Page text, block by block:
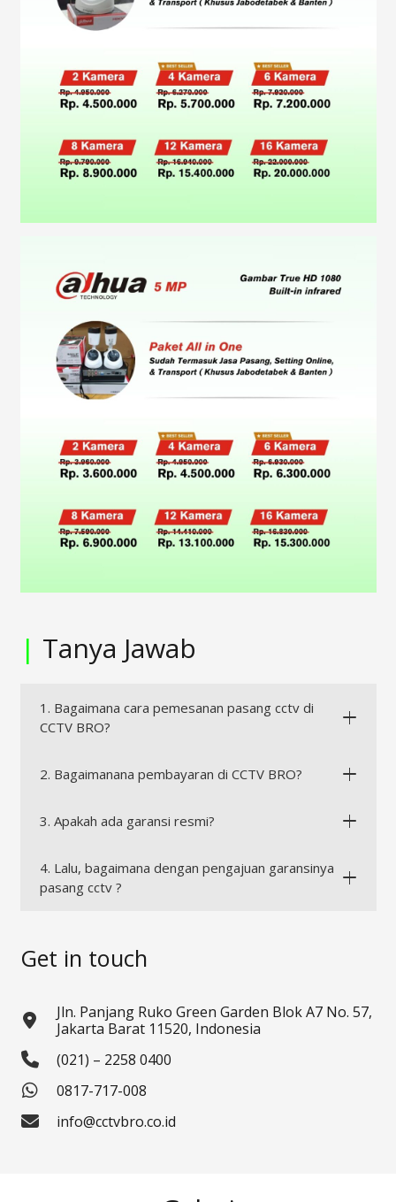
| Tanya Jawab
1. Bagaimana cara pemesanan pasang cctv di
CCTV BRO?
2. Bagaimanana pembayaran di CCTV BRO?
3. Apakah ada garansi resmi?
4. Lalu, bagaimana dengan pengajuan garansinya
pasang cctv ?
Get in touch
Jln. Panjang Ruko Green Garden Blok A7 No. 57,
Jakarta Barat 11520, Indonesia
(021) – 2258 0400
0817-717-008
info@cctvbro.co.id